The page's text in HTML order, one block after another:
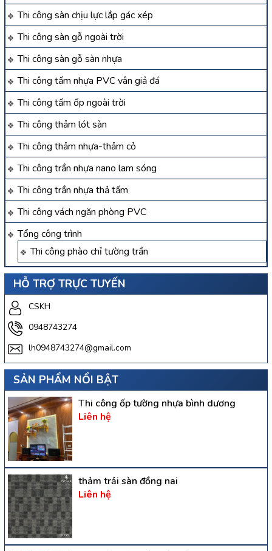
Thi công sàn chịu lực lắp gác xép
Thi công sàn gỗ ngoài trời
Thi công sàn gỗ sàn nhựa
Thi công tấm nhựa PVC vân giả đá
Thi công tấm ốp ngoài trời
Thi công thảm lót sàn
Thi công thảm nhựa-thảm cỏ
Thi công trần nhựa nano lam sóng
Thi công trần nhựa thả tấm
Thi công vách ngăn phòng PVC
Tổng công trình
Thi công phào chỉ tường trần
HỖ TRỢ TRỰC TUYẾN
CSKH
0948743274
lh0948743274@gmail.com
SẢN PHẨM NỔI BẬT
Thi công ốp tường nhựa bình dương
Liên hệ
thảm trải sàn đồng nai
Liên hệ